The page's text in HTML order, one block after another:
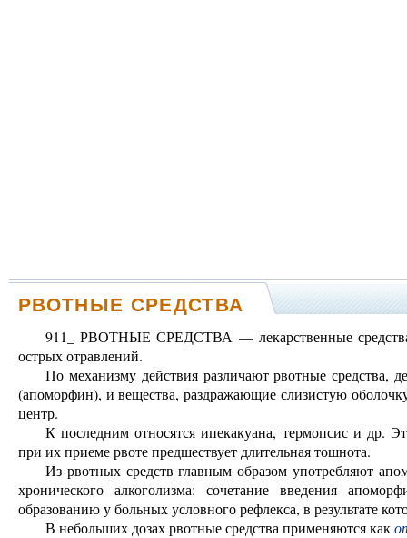
РВОТНЫЕ СРЕДСТВА
911_ РВОТНЫЕ СРЕДСТВА — лекарственные
острых отравлений.
По механизму действия различают рвотные средства,
(апоморфин), и вещества, раздражающие слизистую
центр.
К последним относятся ипекакуана, термопсис и др.
при их приеме рвоте предшествует длительная тошнота.
Из рвотных средств главным образом употребляют
хронического алкоголизма: сочетание введения
образованию у больных условного рефлекса, в результате
В небольших дозах рвотные средства применяются как